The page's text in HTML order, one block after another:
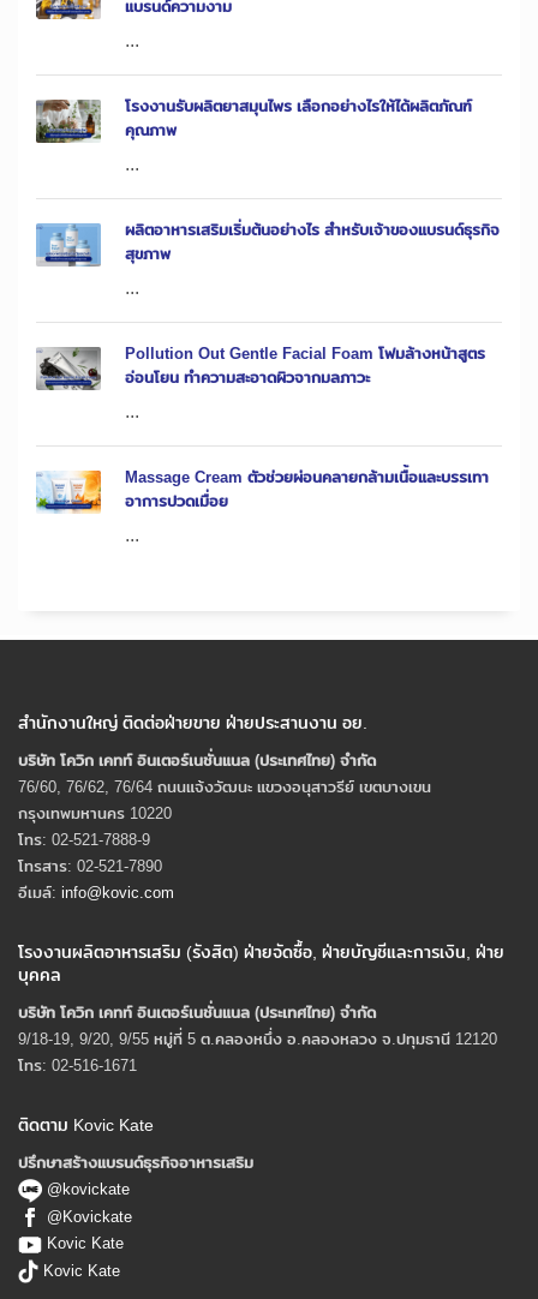
แบรนด์ความงาม
...
โรงงานรับผลิตยาสมุนไพร เลือกอย่างไรให้ได้ผลิตภัณฑ์
คุณภาพ
...
ผลิตอาหารเสริมเริ่มต้นอย่างไร สำหรับเจ้าของแบรนด์ธุรกิจ
สุขภาพ
...
Pollution Out Gentle Facial Foam โฟมล้างหน้าสูตร
อ่อนโยน ทำความสะอาดผิวจากมลภาวะ
...
Massage Cream ตัวช่วยผ่อนคลายกล้ามเนื้อและบรรเทา
อาการปวดเมื่อย
...
สำนักงานใหญ่ ติดต่อฝ่ายขาย ฝ่ายประสานงาน อย.
บริษัท โควิก เคทท์ อินเตอร์เนชั่นแนล (ประเทศไทย) จํากัด
76/60, 76/62, 76/64 ถนนแจ้งวัฒนะ แขวงอนุสาวรีย์ เขตบางเขน
กรุงเทพมหานคร 10220
โทร: 02-521-7888-9
โทรสาร: 02-521-7890
อีเมล์: info@kovic.com
โรงงานผลิตอาหารเสริม (รังสิต) ฝ่ายจัดซื้อ, ฝ่ายบัญชีและการเงิน, ฝ่าย
บุคคล
บริษัท โควิก เคทท์ อินเตอร์เนชั่นแนล (ประเทศไทย) จํากัด
9/18-19, 9/20, 9/55 หมู่ที่ 5 ต.คลองหนึ่ง อ.คลองหลวง จ.ปทุมธานี 12120
โทร: 02-516-1671
ติดตาม Kovic Kate
ปรึกษาสร้างแบรนด์ธุรกิจอาหารเสริม
@kovickate
@Kovickate
Kovic Kate
Kovic Kate